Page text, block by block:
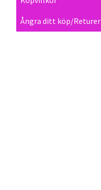
Ångra ditt köp/Returer